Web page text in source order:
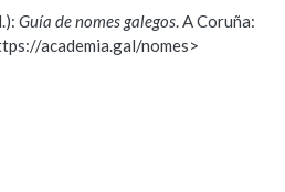
Guía de nomes galegos. A Coruña:
academia.gal/nomes>